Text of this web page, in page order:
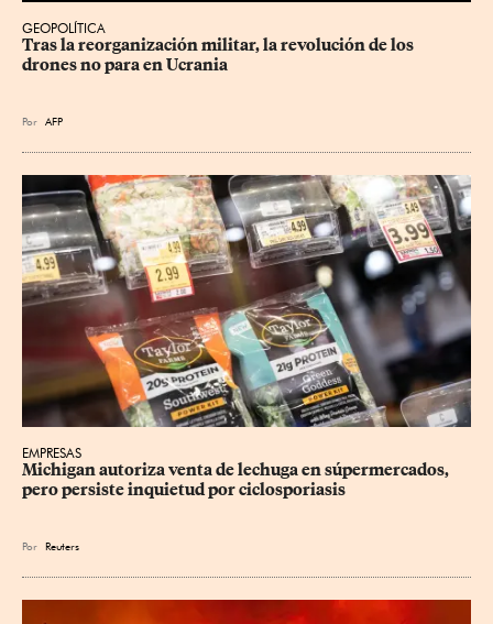
GEOPOLÍTICA
Tras la reorganización militar, la revolución de los
drones no para en Ucrania
Por AFP
EMPRESAS
Michigan autoriza venta de lechuga en súpermercados,
pero persiste inquietud por ciclosporiasis
Por Reuters